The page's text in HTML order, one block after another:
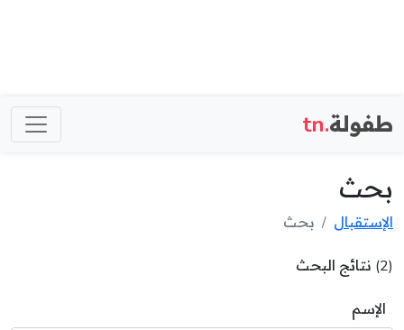
طفولة.tn
بحث
الإستقبال بحث
(2) نتائج البحث
الإسم